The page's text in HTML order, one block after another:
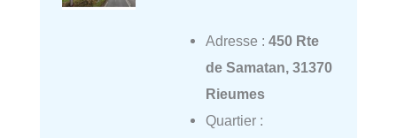
Adresse : 450 Rte
de Samatan, 31370
Rieumes
Quartier :